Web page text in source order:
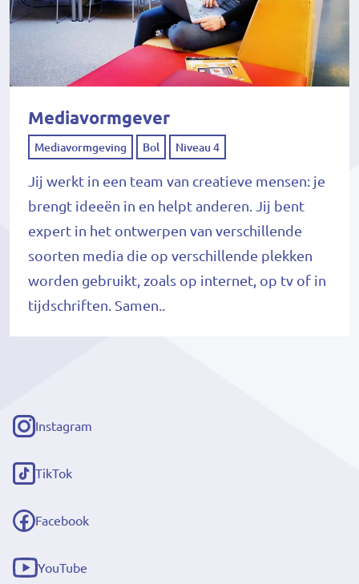
Mediavormgever
Mediavormgeving Bol Niveau 4
Jij werkt in een team van creatieve mensen: je
brengt ideeën in en helpt anderen. Jij bent
expert in het ontwerpen van verschillende
soorten media die op verschillende plekken
worden gebruikt, zoals op internet, op tv of in
tijdschriften. Samen..
Instagram
(externe
link)
TikTok
(externe
link)
Facebook
(externe
link)
YouTube
(externe